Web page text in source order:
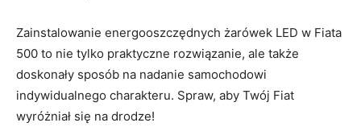
Zainstalowanie energooszczędnych żarówek LED w⁢ Fiata
500⁤ to⁣ nie tylko ⁣praktyczne⁤ rozwiązanie, ale także
doskonały ⁢sposób na nadanie samochodowi
indywidualnego charakteru.‍ Spraw, aby Twój Fiat​
wyróżniał się na drodze!